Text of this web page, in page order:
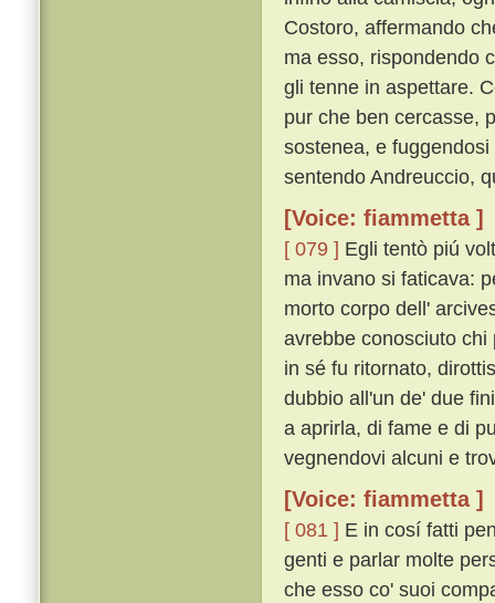
Costoro, affermando
ma esso, rispondendo
gli tenne in aspettare.
pur che ben cercasse,
sostenea, e
sentendo Andreuccio,
[Voice: fiammetta ]
[ 079 ] Egli tentò piú
ma invano si faticava:
morto corpo dell'
avrebbe conosciuto
in sé fu ritornato,
dubbio all'un de' due
a aprirla, di fame e di
vegnendovi alcuni e
[Voice: fiammetta ]
[ 081 ] E in cosí fatti
genti e parlar molte
che esso co' suoi